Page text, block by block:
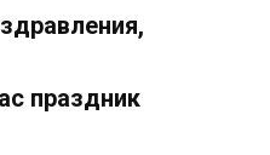
праздник